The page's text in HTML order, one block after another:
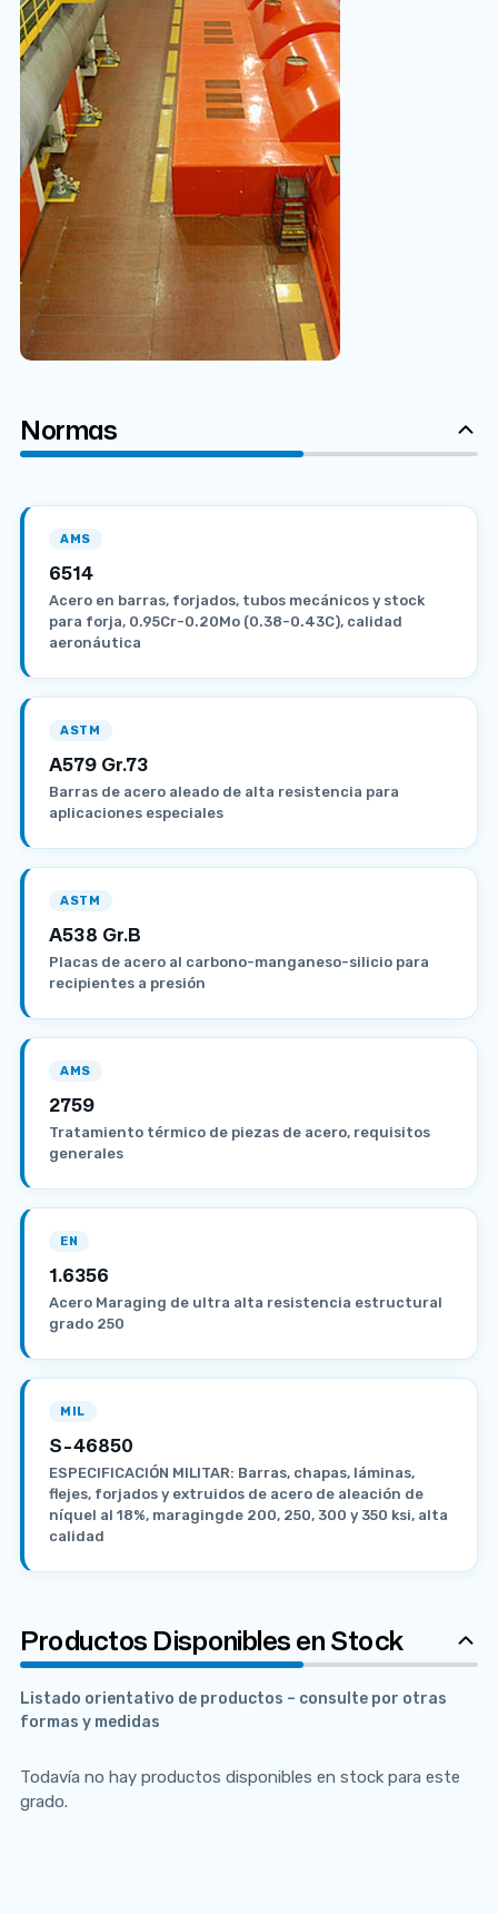
Normas
AMS
6514
Acero en barras, forjados, tubos mecánicos y stock
para forja, 0.95Cr-0.20Mo (0.38-0.43C), calidad
aeronáutica
ASTM
A579 Gr.73
Barras de acero aleado de alta resistencia para
aplicaciones especiales
ASTM
A538 Gr.B
Placas de acero al carbono-manganeso-silicio para
recipientes a presión
AMS
2759
Tratamiento térmico de piezas de acero, requisitos
generales
EN
1.6356
Acero Maraging de ultra alta resistencia estructural
grado 250
MIL
S-46850
ESPECIFICACIÓN MILITAR: Barras, chapas, láminas,
flejes, forjados y extruidos de acero de aleación de
níquel al 18%, maragingde 200, 250, 300 y 350 ksi, alta
calidad
Productos Disponibles en Stock
Listado orientativo de productos – consulte por otras
formas y medidas
Todavía no hay productos disponibles en stock para este
grado.